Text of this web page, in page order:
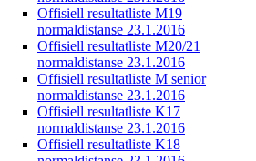
Offisiell resultatliste M19
normaldistanse 23.1.2016
Offisiell resultatliste M20/21
normaldistanse 23.1.2016
Offisiell resultatliste M senior
normaldistanse 23.1.2016
Offisiell resultatliste K17
normaldistanse 23.1.2016
Offisiell resultatliste K18